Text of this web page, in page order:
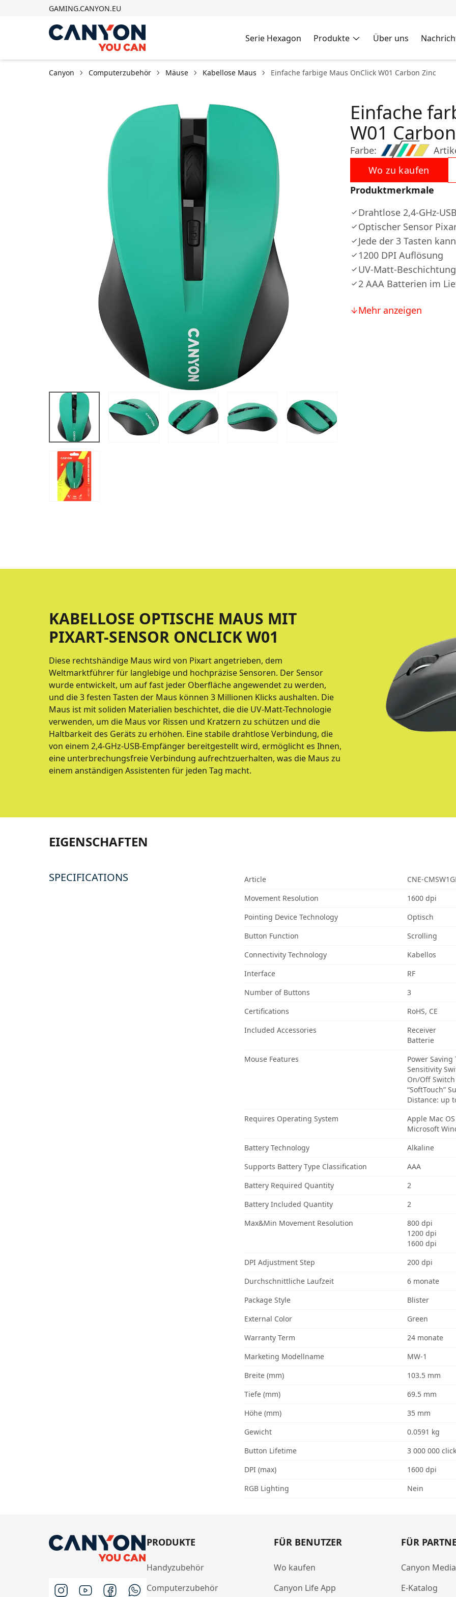
GAMING.CANYON.EU
Serie Hexagon Produkte Über uns
Canyon Computerzubehör Mäuse Kabellose Maus Einfache farbige Maus OnClick W01 Carbon Zinc
Farbe:
Einfache
W01
Wo zu kaufen
Produktmerkmale
Drahtlose 2,4-GHz-
Optischer Sensor
Jede der 3 Tasten
1200 DPI Auflösung
UV-Matt-
2 AAА Batterien im
Mehr anzeigen
KABELLOSE OPTISCHE MAUS MIT
PIXART-SENSOR ONCLICK W01
Diese rechtshändige Maus wird von Pixart angetrieben, dem
Weltmarktführer für langlebige und hochpräzise Sensoren. Der Sensor
wurde entwickelt, um auf fast jeder Oberfläche angewendet zu werden,
und die 3 festen Tasten der Maus können 3 Millionen Klicks aushalten. Die
Maus ist mit soliden Materialien beschichtet, die die UV-Matt-Technologie
verwenden, um die Maus vor Rissen und Kratzern zu schützen und die
Haltbarkeit des Geräts zu erhöhen. Eine stabile drahtlose Verbindung, die
von einem 2,4-GHz-USB-Empfänger bereitgestellt wird, ermöglicht es Ihnen,
eine unterbrechungsfreie Verbindung aufrechtzuerhalten, was die Maus zu
einem anständigen Assistenten für jeden Tag macht.
EIGENSCHAFTEN
SPECIFICATIONS Article
CNE-
Movement Resolution
1600 dpi
Pointing Device Technology
Optisch
Button Function
Scrolling
Connectivity Technology
Kabellos
Interface
RF
Number of Buttons
3
Certifications
RoHS, CE
Included Accessories
Receiver
Batterie
Mouse Features
Power Saving
Sensitivity
On/Off Switch
“SoftTouch”
Distance: up
Requires Operating System
Apple Mac OS
Microsoft
Battery Technology
Alkaline
Supports Battery Type Classification
AAA
Battery Required Quantity
2
Battery Included Quantity
2
Max&Min Movement Resolution
800 dpi
1200 dpi
1600 dpi
DPI Adjustment Step
200 dpi
Durchschnittliche Laufzeit
6 monate
Package Style
Blister
External Color
Green
Warranty Term
24 monate
Marketing Modellname
MW-1
Breite (mm)
103.5 mm
Tiefe (mm)
69.5 mm
Höhe (mm)
35 mm
Gewicht
0.0591 kg
Button Lifetime
3 000 000
DPI (max)
1600 dpi
RGB Lighting
Nein
PRODUKTE
Handyzubehör
Computerzubehör
FÜR BENUTZER
Wo kaufen
Canyon Life App
FÜR
Canyon
E-Katalog